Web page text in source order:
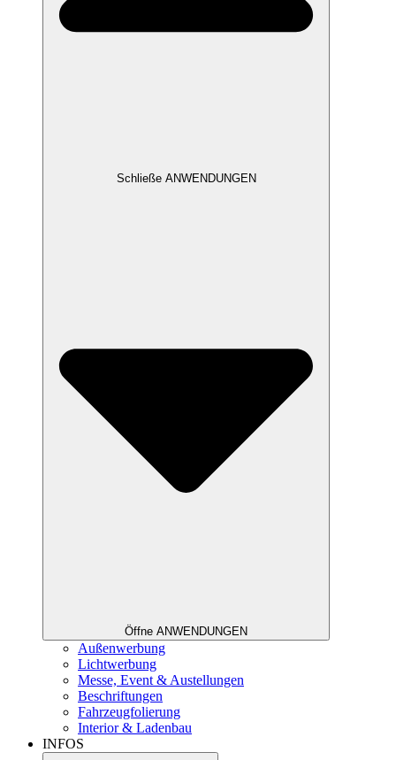
Schließe ANWENDUNGEN
Öffne ANWENDUNGEN
Außenwerbung
Lichtwerbung
Messe, Event & Austellungen
Beschriftungen
Fahrzeugfolierung
Interior & Ladenbau
INFOS